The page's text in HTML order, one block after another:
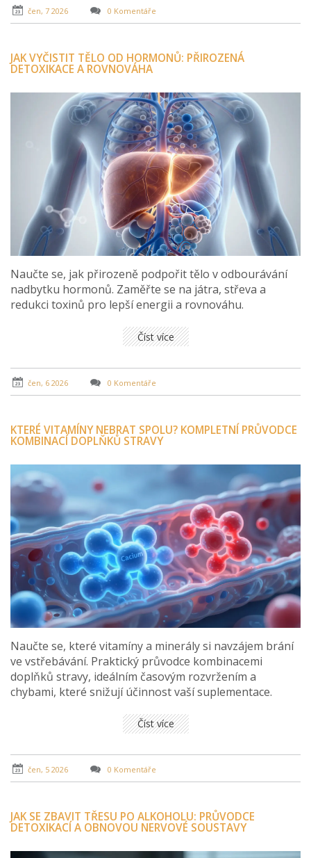
čen, 7 2026 0 Komentáře
JAK VYČISTIT TĚLO OD HORMONŮ: PŘIROZENÁ
DETOXIKACE A ROVNOVÁHA
Naučte se, jak přirozeně podpořit tělo v odbourávání
nadbytku hormonů. Zaměřte se na játra, střeva a
redukci toxinů pro lepší energii a rovnováhu.
Číst více
čen, 6 2026 0 Komentáře
KTERÉ VITAMÍNY NEBRAT SPOLU? KOMPLETNÍ PRŮVODCE
KOMBINACÍ DOPLŇKŮ STRAVY
Naučte se, které vitamíny a minerály si navzájem brání
ve vstřebávání. Praktický průvodce kombinacemi
doplňků stravy, ideálním časovým rozvržením a
chybami, které snižují účinnost vaší suplementace.
Číst více
čen, 5 2026 0 Komentáře
JAK SE ZBAVIT TŘESU PO ALKOHOLU: PRŮVODCE
DETOXIKACÍ A OBNOVOU NERVOVÉ SOUSTAVY